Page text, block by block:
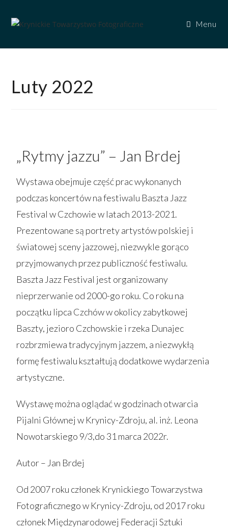
Menu
Luty 2022
„Rytmy jazzu” – Jan Brdej
Wystawa obejmuje część prac wykonanych
podczas koncertów na festiwalu Baszta Jazz
Festival w Czchowie w latach 2013-2021.
Prezentowane są portrety artystów polskiej i
światowej sceny jazzowej, niezwykle gorąco
przyjmowanych przez publiczność festiwalu.
Baszta Jazz Festival jest organizowany
nieprzerwanie od 2000-go roku. Co roku na
początku lipca Czchów w okolicy zabytkowej
Baszty, jezioro Czchowskie i rzeka Dunajec
rozbrzmiewa tradycyjnym jazzem, a niezwykłą
formę festiwalu kształtują dodatkowe wydarzenia
artystyczne.
Wystawę można oglądać w godzinach otwarcia
Pijalni Głównej w Krynicy-Zdroju, al. inż. Leona
Nowotarskiego 9/3,do 31 marca 2022r.
Autor – Jan Brdej
Od 2007 roku członek Krynickiego Towarzystwa
Fotograficznego w Krynicy-Zdroju, od 2017 roku
członek Międzynarodowej Federacji Sztuki